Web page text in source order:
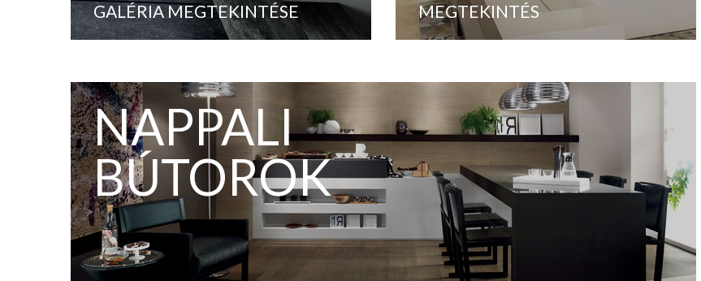
GALÉRIA MEGTEKINTÉSE MEGTEKINTÉS
NAPPALI
BÚTOROK